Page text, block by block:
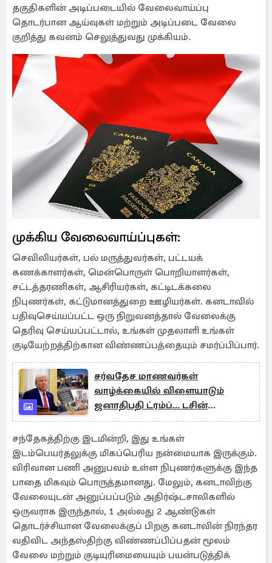
தகுதிகளின் அடிப்படையில் வேலைவாய்ப்பு
தொடர்பான ஆய்வுகள் மற்றும் அடிப்படை வேலை
குறித்து கவனம் செலுத்துவது முக்கியம்.
முக்கிய வேலைவாய்ப்புகள்:
செவிலியர்கள், பல் மருத்துவர்கள், பட்டயக்
கணக்காளர்கள், மென்பொருள் பொறியாளர்கள்,
சட்டத்தரணிகள், ஆசிரியர்கள், கட்டிடக்கலை
நிபுணர்கள், கட்டுமானத்துறை ஊழியர்கள். கனடாவில்
பதிவுசெய்யப்பட்ட ஒரு நிறுவனத்தால் வேலைக்கு
தெரிவு செய்யப்பட்டால், உங்கள் முதலாளி உங்கள்
குடியேற்றத்திற்கான விண்ணப்பத்தையும் சமர்ப்பிப்பார்.
சர்வதேச மாணவர்கள்
வாழ்க்கையில் விளையாடும்
ஜனாதிபதி ட்ரம்ப்... டசின்
கணக்கானோரின் விசா ரத்து
சந்தேகத்திற்கு இடமின்றி, இது உங்கள்
இடம்பெயர்தலுக்கு மிகப்பெரிய நன்மையாக இருக்கும்.
விரிவான பணி அனுபவம் உள்ள நிபுணர்களுக்கு இந்த
பாதை மிகவும் பொருத்தமானது. மேலும், கனடாவிற்கு
வேலையுடன் அனுப்பப்படும் அதிர்ஷ்டசாலிகளில்
ஒருவராக இருந்தால், 1 அல்லது 2 ஆண்டுகள்
தொடர்ச்சியான வேலைக்குப் பிறகு கனடாவின் நிரந்தர
வதிவிட அந்தஸ்திற்கு விண்ணப்பிப்பதன் மூலம்
வேலை மற்றும் குடியுரிமையையும் பயன்படுத்திக்